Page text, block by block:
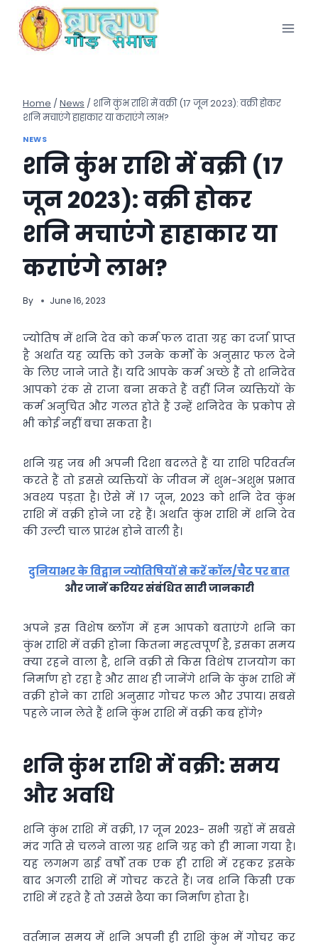
content
Home / News / शनि कुंभ राशि में वक्री (17 जून 2023): वक्री होकर
शनि मचाएंगे हाहाकार या कराएंगे लाभ?
NEWS
शनि कुंभ राशि में वक्री (17
जून 2023): वक्री होकर
शनि मचाएंगे हाहाकार या
कराएंगे लाभ?
By June 16, 2023
ज्योतिष में शनि देव को कर्म फल दाता ग्रह का दर्जा प्राप्त
है अर्थात यह व्यक्ति को उनके कर्मों के अनुसार फल देने
के लिए जाने जाते हैं। यदि आपके कर्म अच्छे हैं तो शनिदेव
आपको रंक से राजा बना सकते हैं वहीं जिन व्यक्तियों के
कर्म अनुचित और गलत होते हैं उन्हें शनिदेव के प्रकोप से
भी कोई नहीं बचा सकता है।
शनि ग्रह जब भी अपनी दिशा बदलते हैं या राशि परिवर्तन
करते हैं तो इससे व्यक्तियों के जीवन में शुभ-अशुभ प्रभाव
अवश्य पड़ता है। ऐसे में 17 जून, 2023 को शनि देव कुंभ
राशि में वक्री होने जा रहे हैं। अर्थात कुंभ राशि में शनि देव
की उल्टी चाल प्रारंभ होने वाली है।
दुनियाभर के विद्वान ज्योतिषियों से करें कॉल/चैट पर बात
और जानें करियर संबंधित सारी जानकारी
अपने इस विशेष ब्लॉग में हम आपको बताएंगे शनि का
कुंभ राशि में वक्री होना कितना महत्वपूर्ण है, इसका समय
क्या रहने वाला है, शनि वक्री से किस विशेष राजयोग का
निर्माण हो रहा है और साथ ही जानेंगे शनि के कुंभ राशि में
वक्री होने का राशि अनुसार गोचर फल और उपाय। सबसे
पहले जान लेते हैं शनि कुंभ राशि में वक्री कब होंगे?
शनि कुंभ राशि में वक्री: समय
और अवधि
शनि कुंभ राशि में वक्री, 17 जून 2023- सभी ग्रहों में सबसे
मंद गति से चलने वाला ग्रह शनि ग्रह को ही माना गया है।
यह लगभग ढाई वर्षों तक एक ही राशि में रहकर इसके
बाद अगली राशि में गोचर करते हैं। जब शनि किसी एक
राशि में रहते हैं तो उससे ढैया का निर्माण होता है।
वर्तमान समय में शनि अपनी ही राशि कुंभ में गोचर कर